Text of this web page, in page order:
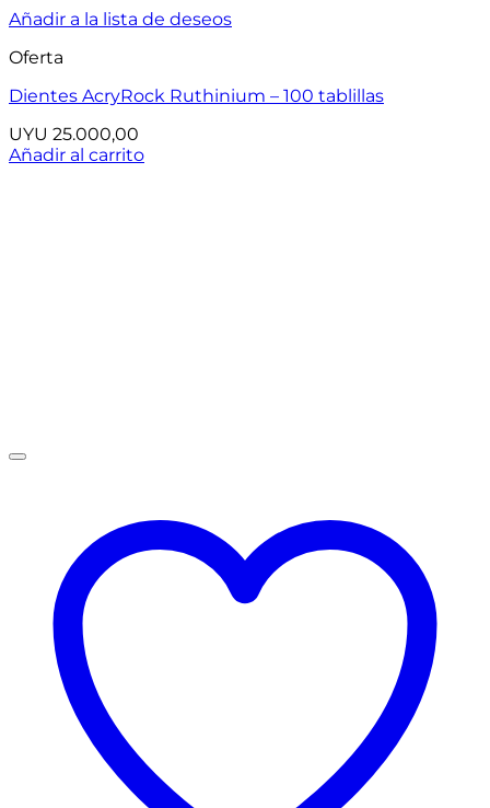
Añadir a la lista de deseos
Oferta
Dientes AcryRock Ruthinium – 100 tablillas
UYU 25.000,00
Añadir al carrito